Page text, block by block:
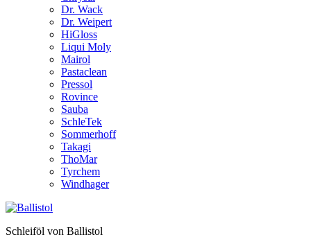
Dr. Wack
Dr. Weipert
HiGloss
Liqui Moly
Mairol
Pastaclean
Pressol
Rovince
Sauba
SchleTek
Sommerhoff
Takagi
ThoMar
Tyrchem
Windhager
Schleiföl von Ballistol